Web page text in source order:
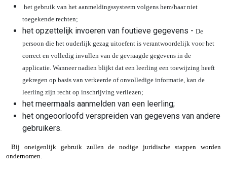
het gebruik van het aanmeldingssysteem volgens hem/haar niet
toegekende rechten;
het opzettelijk invoeren van foutieve gegevens - De
persoon die het ouderlijk gezag uitoefent is verantwoordelijk voor het
correct en volledig invullen van de gevraagde gegevens in de
applicatie. Wanneer nadien blijkt dat een leerling een toewijzing heeft
gekregen op basis van verkeerde of onvolledige informatie, kan de
leerling zijn recht op inschrijving verliezen;
het meermaals aanmelden van een leerling;
het ongeoorloofd verspreiden van gegevens van andere
gebruikers.
Bij oneigenlijk gebruik zullen de nodige juridische stappen worden
ondernomen.